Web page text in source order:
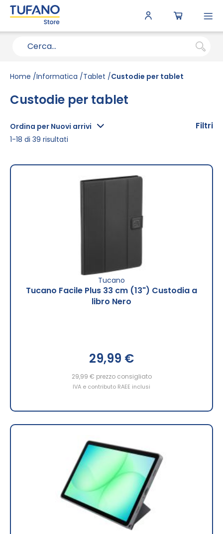
Home Informatica Tablet Custodie per tablet
Custodie per tablet
Ordina per Nuovi arrivi
1-18 di 39 risultati
Tucano
Tucano Facile Plus 33 cm (13") Custodia a
libro Nero
29,99 €
29,99 € prezzo consigliato
IVA e contributo RAEE inclusi
Filtri